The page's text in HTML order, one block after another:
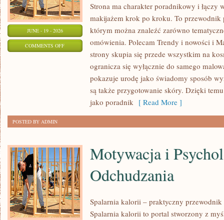
JUNE - 19 - 2026
COMMENTS OFFON
Strona ma charakter poradnikowy i łączy
makijażem krok po kroku. To
którym można znaleźć zarówno
omówienia. Polecam Trendy i nowości i
strony skupia się przede wszystkim na
ogranicza się wyłącznie do samego
pokazuje urodę jako świadomy sposób
są także przygotowanie skóry. Dzięki
jako poradnik [ Read More ]
POSTED BY ADMIN
Motywacja i
Odchudzania
Spalarnia kalorii – praktyczny
Spalarnia kalorii to portal stworzony z